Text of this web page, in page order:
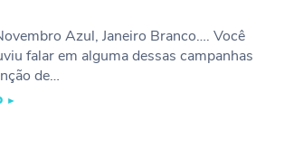
Azul, Janeiro Branco…. Você
falar em alguma dessas campanhas
de…
►